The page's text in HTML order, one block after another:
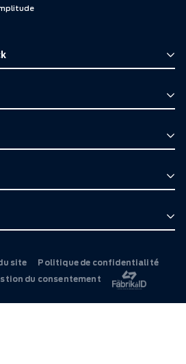
site
Politique de confidentialité
du consentement